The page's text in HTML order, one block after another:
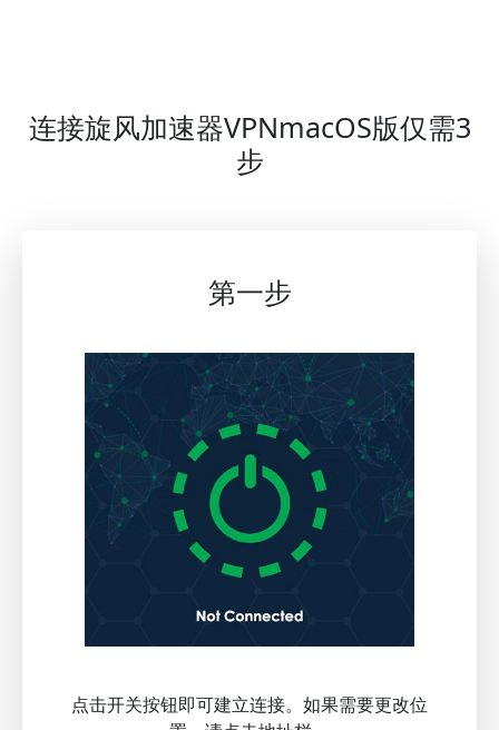
连接旋风加速器VPNmacOS版仅需3
步
第一步
点击开关按钮即可建立连接。如果需要更改位